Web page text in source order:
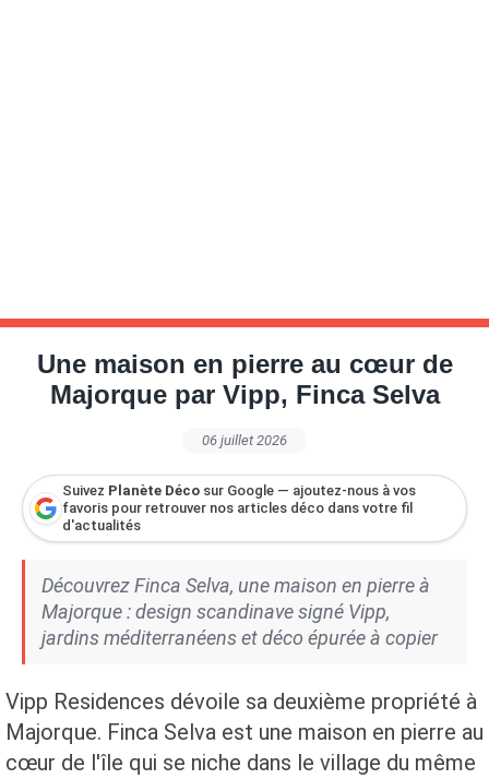
Une maison en pierre au cœur de
Majorque par Vipp, Finca Selva
06 juillet 2026
Suivez Planète Déco sur Google — ajoutez-nous à vos
favoris pour retrouver nos articles déco dans votre fil
d'actualités
Découvrez Finca Selva, une maison en pierre à
Majorque : design scandinave signé Vipp,
jardins méditerranéens et déco épurée à copier
Vipp Residences dévoile sa deuxième propriété à
Majorque. Finca Selva est une maison en pierre au
cœur de l'île qui se niche dans le village du même